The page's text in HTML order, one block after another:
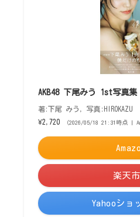
AKB48 下尾みう 1st写真
著:下尾 みう, 写真:HIROKAZU
¥2,720
（2026/05/18 21:31時点 |
楽天
Yahooショ